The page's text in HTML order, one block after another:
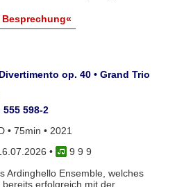
Besprechung«
op. 40 • Grand Trio
555 598-2
• 75min • 2021
•
9 9 9
Ardinghello Ensemble, welches
bereits erfolgreich mit der